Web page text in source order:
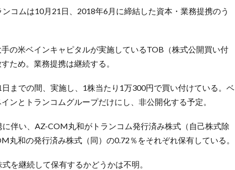
コムは10月21日、2018年6月に締結した資本・業務提携のう
の米ベインキャピタルが実施しているTOB（株式公開買い付
ため。業務提携は継続する。
までの間、実施し、1株当たり1万300円で買い付けている。ベ
ンとトランコムグループだけにし、非公開化する予定。
伴い、AZ-COM丸和がトランコム発行済み株式（自己株式除
丸和の発行済み株式（同）の0.72％をそれぞれ保有している。
を継続して保有するかどうかは不明。